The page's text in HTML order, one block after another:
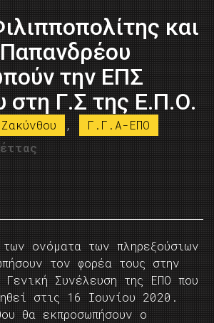
και
την ΕΠΣ
στη Γ.Σ της Ε.Π.Ο.
,
Γ.Γ.Α-ΕΠΟ
ονόματα των πληρεξούσιων
τον φορέα τους στην
Γενική Συνέλευση της ΕΠΟ που
στις 16 Ιουνίου 2020.
θα εκπροσωπήσουν ο